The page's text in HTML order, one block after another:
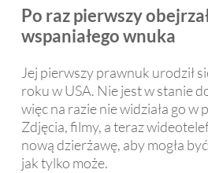
Po raz pierwszy
wspaniałego wnuka
Jej pierwszy prawnuk urodził
roku w USA. Nie jest w stanie
więc na razie nie widziała go w
Zdjęcia, filmy, a teraz
nową dzierżawę, aby mogła
jak tylko może.